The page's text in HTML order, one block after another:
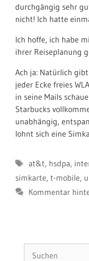
durchgängig sehr
nicht! Ich hatte
Ich hoffe, ich habe
ihrer Reiseplanung
Ach ja: Natürlich
jeder Ecke freies
in seine Mails
Starbucks
unabhängig,
lohnt sich eine
Schlagwörter
at&t, hsdpa,
simkarte, t-mobile,
Kommentar